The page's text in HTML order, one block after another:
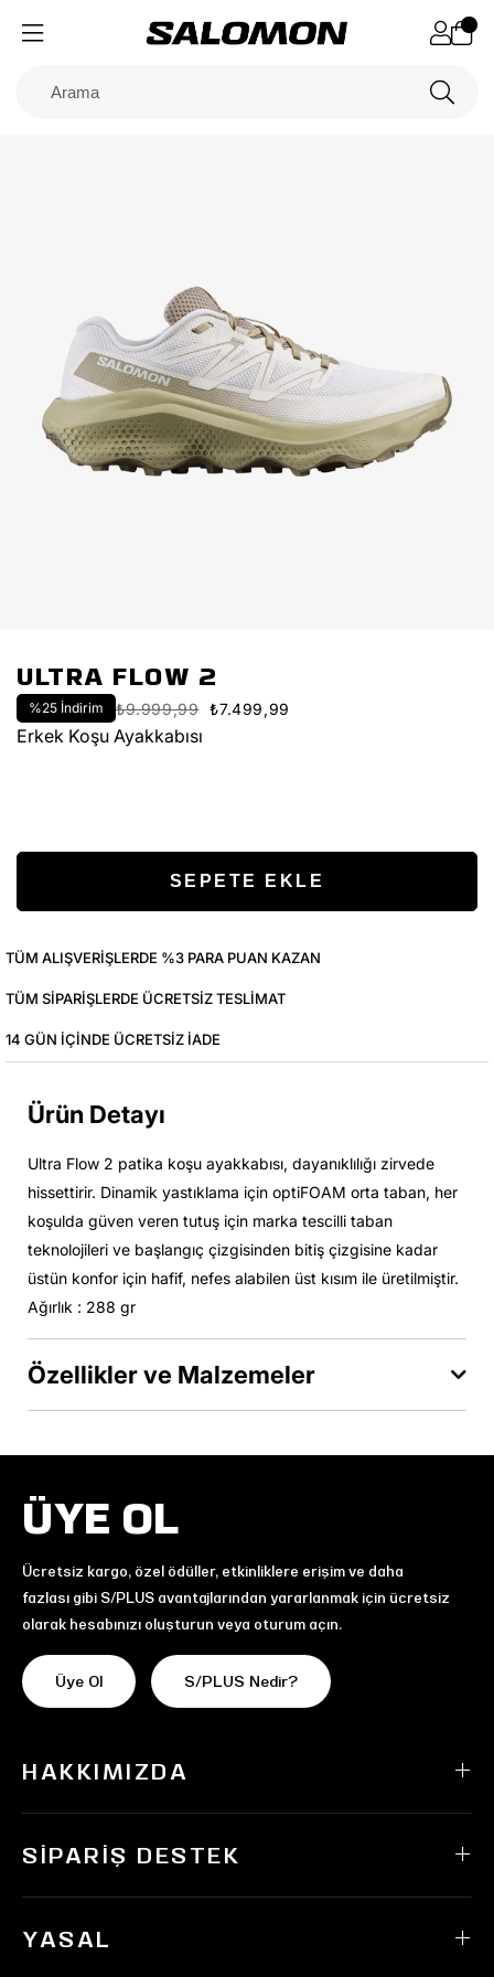
ULTRA FLOW 2
%25 İndirim ₺9.999,99 ₺7.499,99
Erkek Koşu Ayakkabısı
TÜM ALIŞVERIŞLERDE %3 PARA PUAN KAZAN
TÜM SIPARIŞLERDE ÜCRETSIZ TESLIMAT
14 GÜN IÇINDE ÜCRETSIZ IADE
Ürün Detayı
Ultra Flow 2 patika koşu ayakkabısı, dayanıklılığı zirvede
hissettirir. Dinamik yastıklama için optiFOAM orta taban, her
koşulda güven veren tutuş için marka tescilli taban
teknolojileri ve başlangıç çizgisinden bitiş çizgisine kadar
üstün konfor için hafif, nefes alabilen üst kısım ile üretilmiştir.
Ağırlık : 288 gr
Özellikler ve Malzemeler
ÜYE OL
Ücretsiz kargo, özel ödüller, etkinliklere erişim ve daha
fazlası gibi S/PLUS avantajlarından yararlanmak için ücretsiz
olarak hesabınızı oluşturun veya oturum açın.
Üye Ol S/PLUS Nedir?
HAKKIMIZDA
SIPARIŞ DESTEK
YASAL